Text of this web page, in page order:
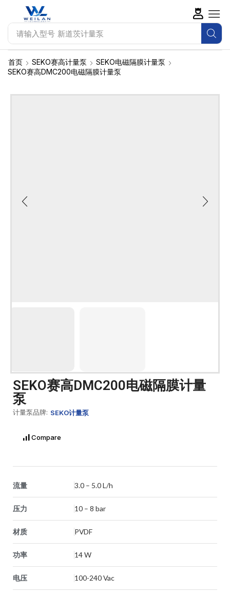
请输入型号 新道茨计量泵
首页 SEKO赛高计量泵
SEKO电磁隔膜计量泵
SEKO赛高DMC200电磁隔膜计量泵
SEKO赛高DMC200电磁隔膜计量
泵
计量泵品牌: SEKO计量泵
Compare
流量 3.0 – 5.0 L/h
压力 10 – 8 bar
材质 PVDF
功率 14 W
电压 100-240 Vac